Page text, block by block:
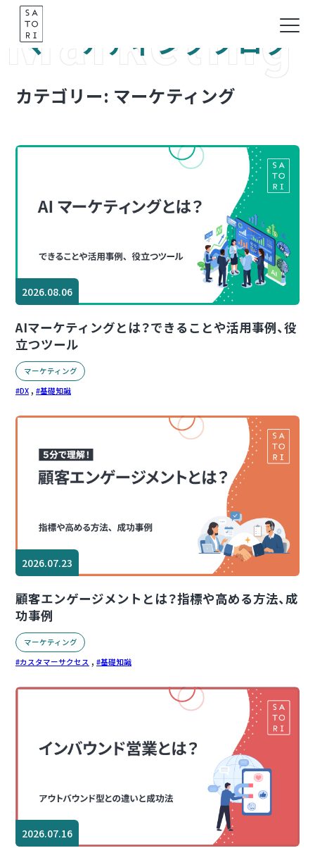
Skip
content
マーケティングブログ
カテゴリー: マーケティング
2026.08.06
AIマーケティングとは？できることや活用事例、役
立つツール
マーケティング
DX , 基礎知識
2026.07.23
顧客エンゲージメントとは？指標や高める方法、成
功事例
マーケティング
カスタマーサクセス , 基礎知識
2026.07.16